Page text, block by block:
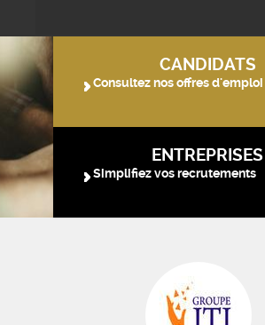
CANDIDATS
Consultez nos offres d'emploi
ENTREPRISES
Simplifiez vos recrutements